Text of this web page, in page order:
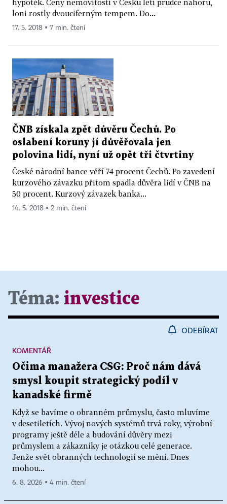
hypoték. Ceny nemovitostí v Česku letí prudce nahoru,
loni rostly dvouciferným tempem. Do...
17. 5. 2018 ▪ 7 min. čtení
ČNB získala zpět důvěru Čechů. Po
oslabení koruny jí důvěřovala jen
polovina lidí, nyní už opět tři čtvrtiny
České národní bance věří 74 procent Čechů. Po zavedení
kurzového závazku přitom spadla důvěra lidí v ČNB na
50 procent. Kurzový závazek banka...
14. 5. 2018 ▪ 2 min. čtení
Téma: investice
ODEBÍRAT
Očima manažera CSG: Proč nám dává
smysl koupit strategický podíl v
kanadské firmě
Když se bavíme o obranném průmyslu, často mluvíme
v desetiletích. Vývoj nových systémů trvá roky, výrobní
programy ještě déle a budování důvěry mezi
průmyslem a zákazníky je otázkou celé generace.
Jenže svět obranných technologií se mění. Dnes
mohou...
KOMENTÁŘ
6. 8. 2026 ▪ 4 min. čtení